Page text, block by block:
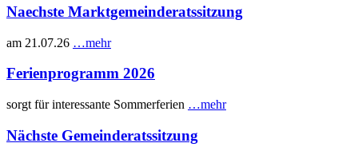
Naechste Marktgemeinderatssitzung
am 21.07.26 …mehr
Ferienprogramm 2026
sorgt für interessante Sommerferien …mehr
Nächste Gemeinderatssitzung